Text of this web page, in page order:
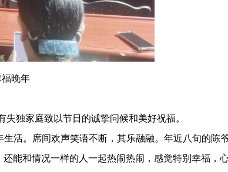
晚年
独家庭致以节日的诚挚问候和美好祝福。
活。席间欢声笑语不断，其乐融融。年近八旬的陈
能和情况一样的人一起热闹热闹，感觉特别幸福，